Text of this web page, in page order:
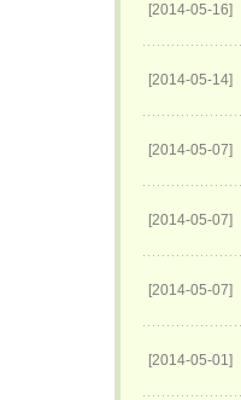
[2014-05-16]
[2014-05-14]
[2014-05-07]
[2014-05-07]
[2014-05-07]
[2014-05-01]